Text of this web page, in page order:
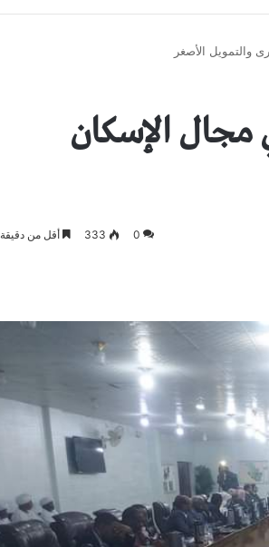
والتمويل الأصغر
الإسكان
0
333 أقل من دقيقة